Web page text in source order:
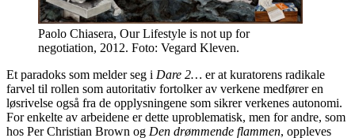
Paolo Chiasera, Our Lifestyle is not up for
negotiation, 2012. Foto: Vegard Kleven.
Et paradoks som melder seg i Dare 2… er at kuratorens radikale
farvel til rollen som autoritativ fortolker av verkene medfører en
løsrivelse også fra de opplysningene som sikrer verkenes autonomi.
For enkelte av arbeidene er dette uproblematisk, men for andre, som
hos Per Christian Brown og Den drømmende flammen, oppleves